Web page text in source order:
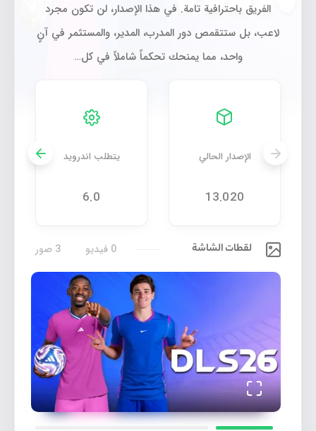
تحميل دريم ليج Dream League Soccer 2026 مهكرة اخر اصدار للاندرويد
الفريق باحترافية تامة. في هذا الإصدار، لن تكون مجرد
لاعب، بل ستتقمص دور المدرب، المدير، والمستثمر في آنٍ
واحد، مما يمنحك تحكماً شاملاً في كل…
الإصدار الحالي
13.020
يتطلب اندرويد
6.0
لقطات الشاشة 0 فيديو 3 صور